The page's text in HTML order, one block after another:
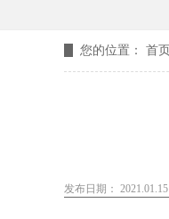
您的位置： 首页
发布日期： 2021.01.15